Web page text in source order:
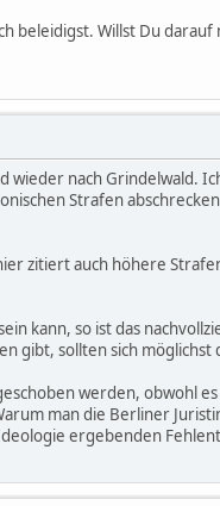
beleidigst. Willst Du darauf
nach Grindelwald.
Strafen
zitiert auch höhere
kann, so ist das
gibt, sollten sich
werden, obwohl
man die Berliner
ergebenden